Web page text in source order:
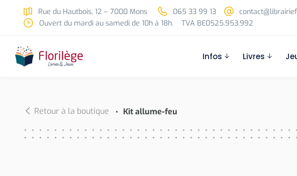
Skip to main content
Rue du Hautbois, 12 – 7000 Mons 065 33 99 13
Ouvert du mardi au samedi de 10h à 18h.
TVA BE0525.953.992
Infos Livres
Retour à la boutique Kit allume-feu